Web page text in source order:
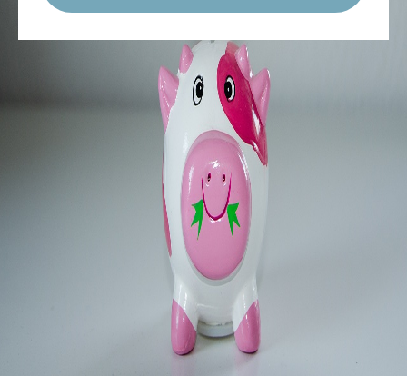
Vermögenswirksame Leistungensind Geldleistungen im
Sinne des § 2VermBG, die Arbeitgeber für Arbeitnehmer
anlegen. Vermögenswirksame Leistungen bewegen sich im
von 6,65 Euro bis zum Höchstbetrag von 40 Euro
und sind steuer- und sozialabgabenpflichtig.
Grundsätzlich dient die Zahlung der vermögenswirksamen
Leistungen als Anreiz zur Vermögensbildung. Darüber hinaus
besteht die Möglichkeit, diese Geldleistungen
Altersvorsorgeverträgen zugutekommen zu lassen (AVWL).
Grundlage hierfür ist der Tarifvertrag der IG-Metall von 2006.
AVWL sind in drei unterschiedlichen Varianten möglich: